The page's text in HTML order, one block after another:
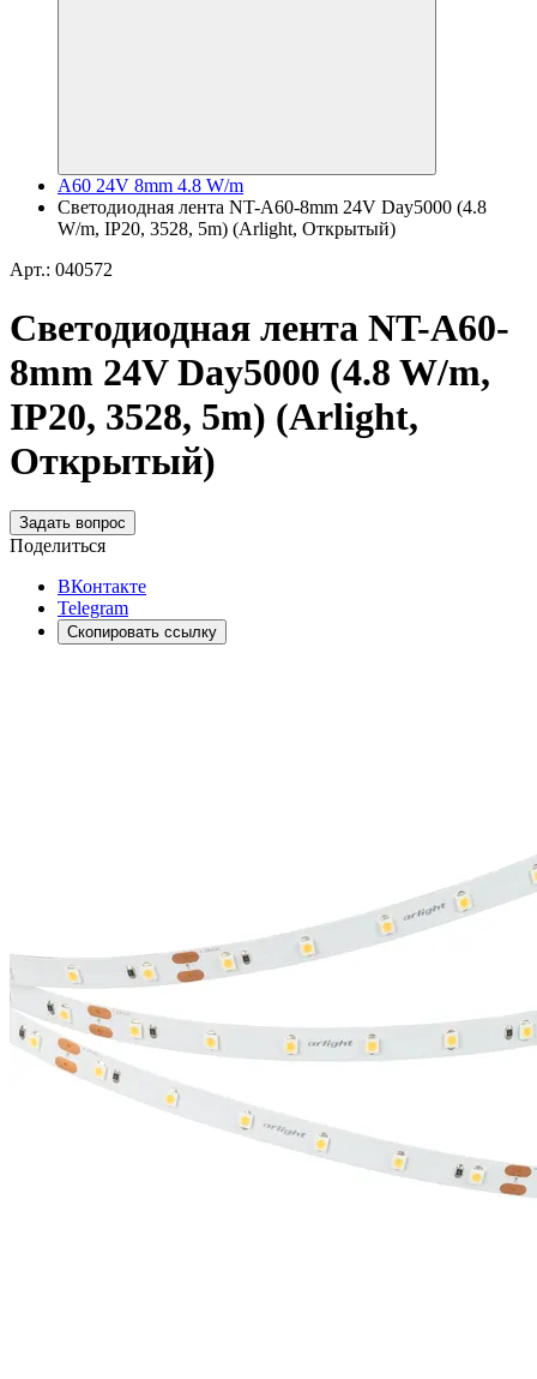
A60 24V 8mm 4.8 W/m
Светодиодная лента NT-A60-8mm 24V Day5000 (4.8
W/m, IP20, 3528, 5m) (Arlight, Открытый)
Арт.: 040572
Светодиодная лента NT-A60-
8mm 24V Day5000 (4.8 W/m,
IP20, 3528, 5m) (Arlight,
Открытый)
Задать вопрос
Поделиться
ВКонтакте
Telegram
Скопировать ссылку